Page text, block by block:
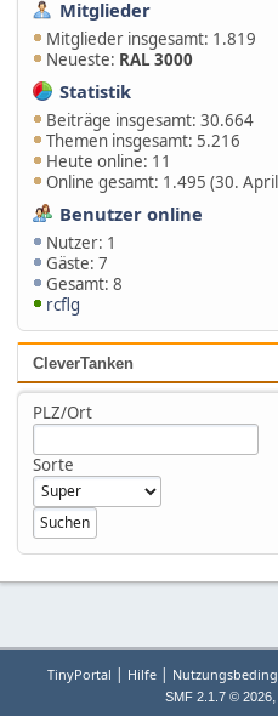
Mitglieder
Mitglieder insgesamt: 1.819
Neueste: RAL 3000
Statistik
Beiträge insgesamt: 30.664
Themen insgesamt: 5.216
Heute online: 11
Online gesamt: 1.495 (30.
Benutzer online
Nutzer: 1
Gäste: 7
Gesamt: 8
rcflg
CleverTanken
PLZ/Ort
Sorte
TinyPortal | Hilfe |
SMF 2.1.7 © 2026,